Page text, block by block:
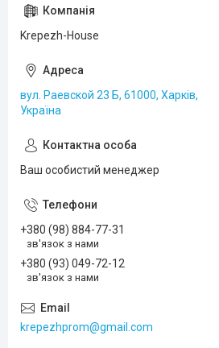
Krepezh-House
вул. Раевской 23 Б, 61000, Харків,
Україна
Ваш особистий менеджер
+380 (98) 884-77-31
зв'язок з нами
+380 (93) 049-72-12
зв'язок з нами
krepezhprom@gmail.com